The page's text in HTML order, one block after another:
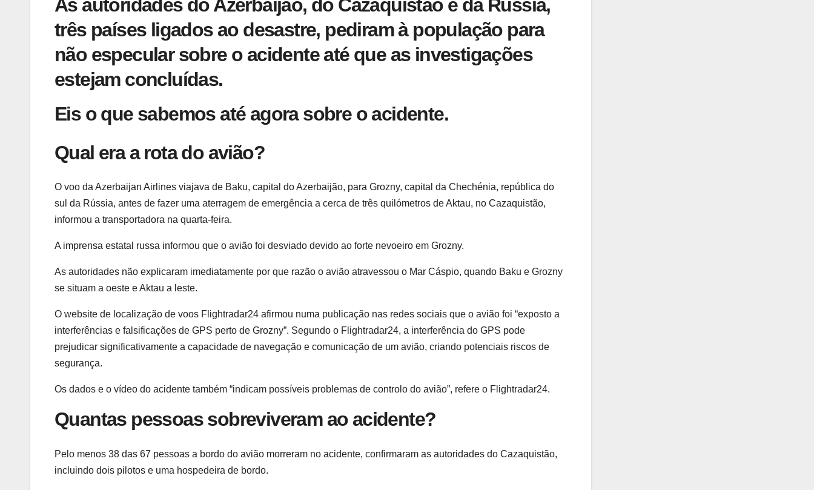
As autoridades do Azerbaijão, do Cazaquistão e da Rússia,
três países ligados ao desastre, pediram à população para
não especular sobre o acidente até que as investigações
estejam concluídas.
Eis o que sabemos até agora sobre o acidente.
Qual era a rota do avião?
O voo da Azerbaijan Airlines viajava de Baku, capital do Azerbaijão, para Grozny, capital da Chechénia, república do
sul da Rússia, antes de fazer uma aterragem de emergência a cerca de três quilómetros de Aktau, no Cazaquistão,
informou a transportadora na quarta-feira.
A imprensa estatal russa informou que o avião foi desviado devido ao forte nevoeiro em Grozny.
As autoridades não explicaram imediatamente por que razão o avião atravessou o Mar Cáspio, quando Baku e Grozny
se situam a oeste e Aktau a leste.
O website de localização de voos Flightradar24 afirmou numa publicação nas redes sociais que o avião foi “exposto a
interferências e falsificações de GPS perto de Grozny”. Segundo o Flightradar24, a interferência do GPS pode
prejudicar significativamente a capacidade de navegação e comunicação de um avião, criando potenciais riscos de
segurança.
Os dados e o vídeo do acidente também “indicam possíveis problemas de controlo do avião”, refere o Flightradar24.
Quantas pessoas sobreviveram ao acidente?
Pelo menos 38 das 67 pessoas a bordo do avião morreram no acidente, confirmaram as autoridades do Cazaquistão,
incluindo dois pilotos e uma hospedeira de bordo.